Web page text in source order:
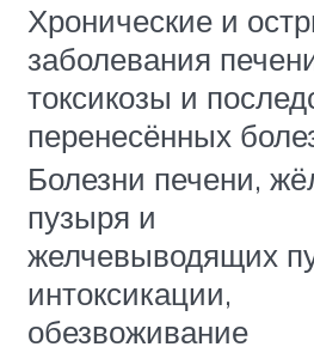
Хронические и
заболевания
токсикозы и
перенесённых
Болезни печени,
пузыря и
желчевыводящих
интоксикации,
обезвоживание